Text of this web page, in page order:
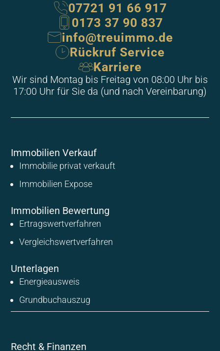
07721 91 66 917
0173 37 90 837
info@treuimmo.de
Rückruf Service
Karriere
Wir sind Montag bis Freitag von 08:00 Uhr bis
17:00 Uhr für Sie da (und nach Vereinbarung)
Immobilien Verkauf
Immobilie privat verkauft
Immobilien Expose
Immobilien Bewertung
Ertragswertverfahren
Vergleichswertverfahren
Unterlagen
Energieausweis
Grundbuchauszug
Recht & Finanzen